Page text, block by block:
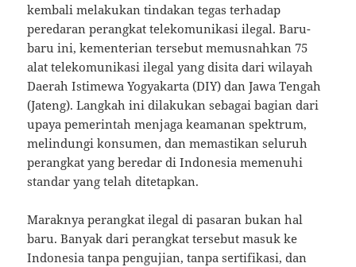
kembali melakukan tindakan tegas terhadap
peredaran perangkat telekomunikasi ilegal. Baru-
baru ini, kementerian tersebut memusnahkan 75
alat telekomunikasi ilegal yang disita dari wilayah
Daerah Istimewa Yogyakarta (DIY) dan Jawa Tengah
(Jateng). Langkah ini dilakukan sebagai bagian dari
upaya pemerintah menjaga keamanan spektrum,
melindungi konsumen, dan memastikan seluruh
perangkat yang beredar di Indonesia memenuhi
standar yang telah ditetapkan.
Maraknya perangkat ilegal di pasaran bukan hal
baru. Banyak dari perangkat tersebut masuk ke
Indonesia tanpa pengujian, tanpa sertifikasi, dan